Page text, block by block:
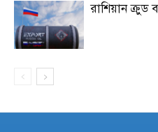
রাশিয়ান ক্রুড